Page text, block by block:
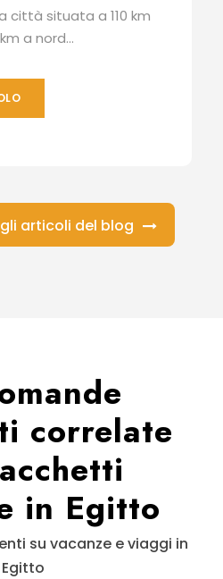
città situata a 110 km
a nord...
articoli del blog
correlate
in Egitto
su vacanze e viaggi in
Egitto